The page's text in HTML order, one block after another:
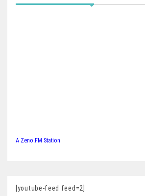
A Zeno.FM Station
[youtube-feed feed=2]